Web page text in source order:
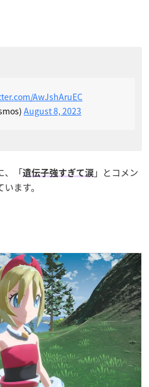
AwJshAruEC
August 8, 2023
、「遺伝子強すぎて涙 」とコメン
ます。